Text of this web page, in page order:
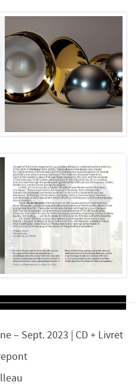
– Sept. 2023 | CD + Livret